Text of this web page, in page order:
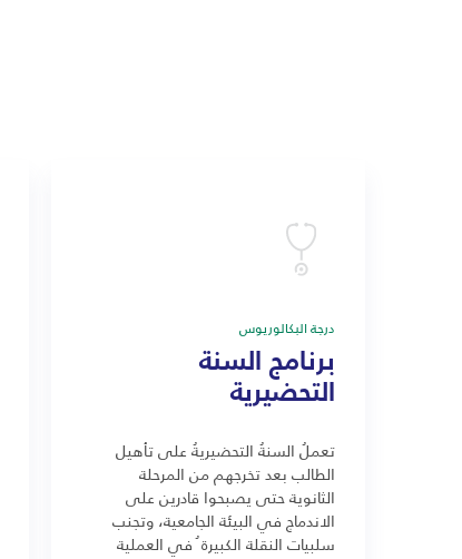
درجة البكالوريوس
برنامج السنة
التحضيرية
تعملُ السنةُ التحضيريةُ على تأهيل
الطالب بعد تخرجهم من المرحلة
الثانوية حتى يصبحوا قادرين على
الاندماج في البيئة الجامعية، وتجنب
سلبيات النقلة الكبيرة ُ في العملية